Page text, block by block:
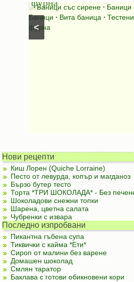
<
Баници със сирене ⋅ Баници
Баници ⋅ Вита баница ⋅
фурна
Нови рецепти
Киш Лорен (Quiche Lorraine)
Песто от левурда, копър и магданоз
Бързо бутер тесто
Торта *ТРИ ШОКОЛАДА* - Без
Шоколадови снежни топки
Шарена, цветна салата
Чубренки с извара
Последно изпробвани
Пикантна гъбена супа
Тиквички с кайма *Ети*
Сироп от малини без варене
Домашен шоколад
Смлян таратор
Баклава с готови обикновени кори